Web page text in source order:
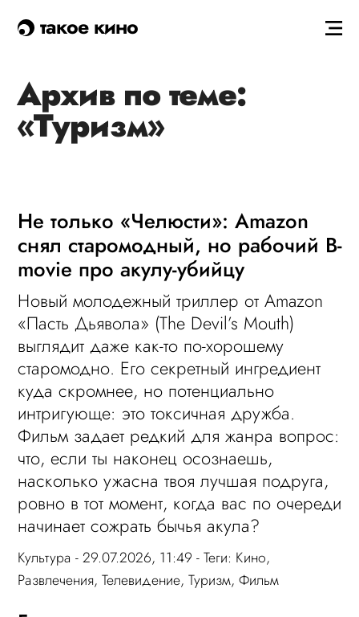
такое кино
Архив по теме:
«Туризм»
Не только «Челюсти»: Amazon
снял старомодный, но рабочий B-
movie про акулу-убийцу
Новый молодежный триллер от Amazon
«Пасть Дьявола» (The Devil’s Mouth)
выглядит даже как-то по-хорошему
старомодно. Его секретный ингредиент
куда скромнее, но потенциально
интригующе: это токсичная дружба.
Фильм задает редкий для жанра вопрос:
что, если ты наконец осознаешь,
насколько ужасна твоя лучшая подруга,
ровно в тот момент, когда вас по очереди
начинает сожрать бычья акула?
Культура - 29.07.2026, 11:49 - Теги: Кино,
Развлечения,Телевидение,Туризм,Фильм